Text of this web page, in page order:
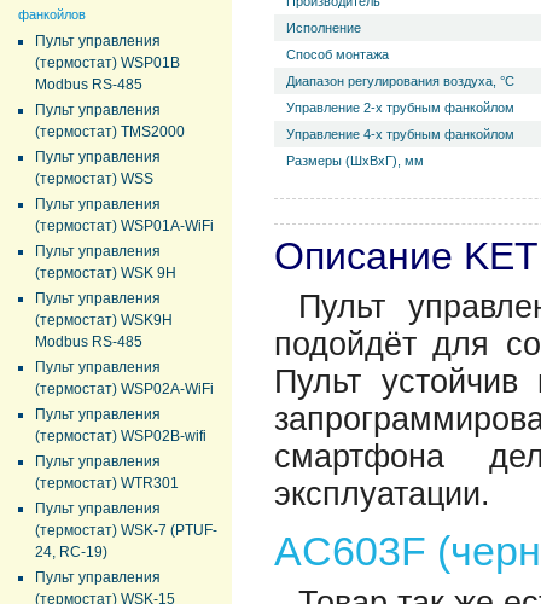
фанкойлов
Пульт управления
(термостат) WSP01B
Modbus RS-485
Пульт управления
(термостат) TMS2000
Пульт управления
(термостат) WSS
Пульт управления
(термостат) WSP01A-WiFi
Пульт управления
(термостат) WSK 9H
Пульт управления
(термостат) WSK9H
Modbus RS-485
Пульт управления
(термостат) WSP02A-WiFi
Пульт управления
(термостат) WSP02B-wifi
Пульт управления
(термостат) WTR301
Пульт управления
(термостат) WSK-7 (PTUF-
24, RC-19)
Пульт управления
(термостат) WSK-15
Исполнение
Способ монтажа
Диапазон регулирования воздуха, °С
Управление 2-х трубным фанкойлом
Управление 4-х трубным фанкойлом
Размеры (ШхВхГ), мм
Описание
Пульт
подойдёт для
Пульт
смартфона
эксплуатации.
AC603F